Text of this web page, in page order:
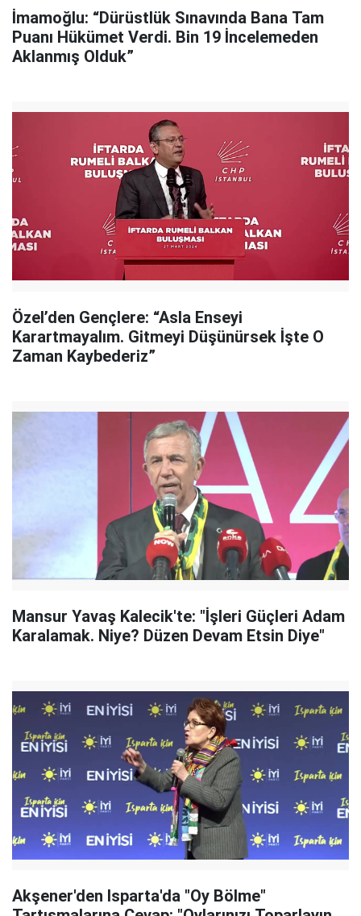
İmamoğlu: “Dürüstlük Sınavında Bana Tam
Puanı Hükümet Verdi. Bin 19 İncelemeden
Aklanmış Olduk”
Özel’den Gençlere: “Asla Enseyi
Karartmayalım. Gitmeyi Düşünürsek İşte O
Zaman Kaybederiz”
Mansur Yavaş Kalecik'te: "İşleri Güçleri Adam
Karalamak. Niye? Düzen Devam Etsin Diye"
Akşener'den Isparta'da "Oy Bölme"